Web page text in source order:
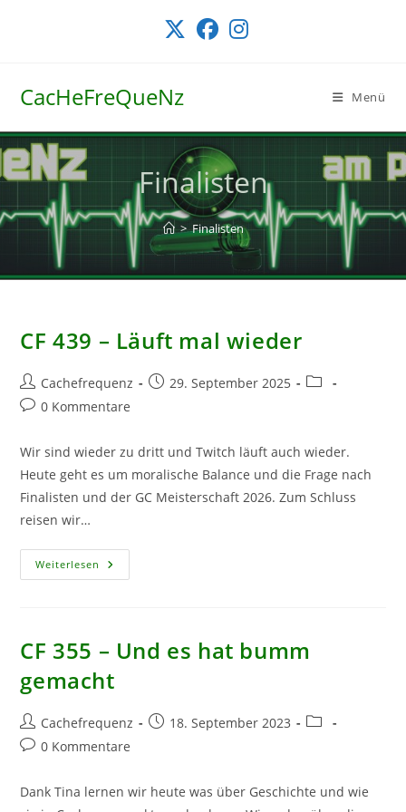
CacHeFreQueNz Menü
Finalisten
> Finalisten
CF 439 – Läuft mal wieder
Beitrags-
Autor:
Cachefrequenz
Beitrag29. September 2025
Beitrags-
Beitrags-
0 Kommentare
Wir sind wieder zu dritt und Twitch läuft auch wieder.
Heute geht es um moralische Balance und die Frage nach
Finalisten und der GC Meisterschaft 2026. Zum Schluss
reisen wir…
Weiterlesen CF
439
CF 355 – Und es hat bumm
gemacht
Beitrags-
Autor:
Cachefrequenz
Beitrag18. September 2023
Beitrags-
Beitrags-
0 Kommentare
Dank Tina lernen wir heute was über Geschichte und wie